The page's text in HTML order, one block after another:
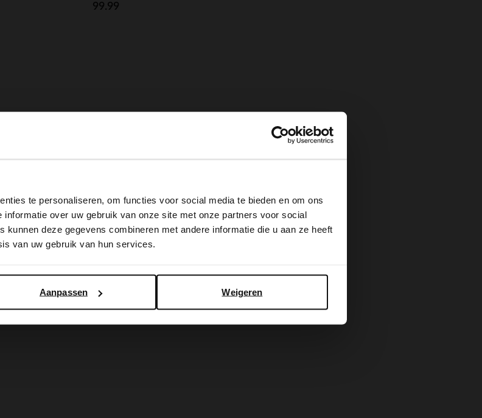
te personaliseren, om functies voor social media te bieden en om ons
over uw gebruik van onze site met onze partners voor social
kunnen deze gegevens combineren met andere informatie die u aan ze heeft
van uw gebruik van hun services.
Weigeren
Aanpassen
99.99
×
language isn't Dutch. Would you like to